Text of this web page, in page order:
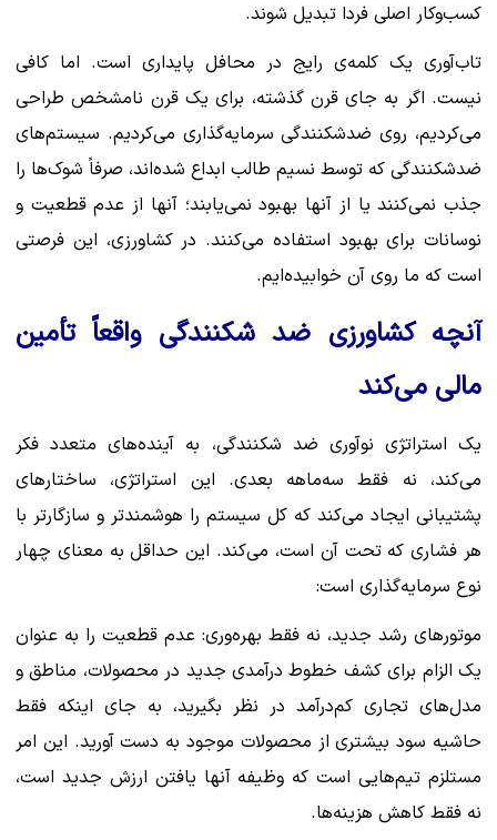
کسب‌وکار اصلی فردا تبدیل شوند.
تاب‌آوری یک کلمه‌ی رایج در محافل پایداری است. اما کافی
نیست. اگر به جای قرن گذشته، برای یک قرن نامشخص طراحی
می‌کردیم، روی ضدشکنندگی سرمایه‌گذاری می‌کردیم. سیستم‌های
ضدشکنندگی که توسط نسیم طالب ابداع شده‌اند، صرفاً شوک‌ها را
جذب نمی‌کنند یا از آنها بهبود نمی‌یابند؛ آنها از عدم قطعیت و
نوسانات برای بهبود استفاده می‌کنند. در کشاورزی، این فرصتی
است که ما روی آن خوابیده‌ایم.
آنچه کشاورزی ضد شکنندگی واقعاً تأمین
مالی می‌کند
یک استراتژی نوآوری ضد شکنندگی، به آینده‌های متعدد فکر
می‌کند، نه فقط سه‌ماهه بعدی. این استراتژی، ساختارهای
پشتیبانی ایجاد می‌کند که کل سیستم را هوشمندتر و سازگارتر با
هر فشاری که تحت آن است، می‌کند. این حداقل به معنای چهار
نوع سرمایه‌گذاری است:
موتورهای رشد جدید، نه فقط بهره‌وری: عدم قطعیت را به عنوان
یک الزام برای کشف خطوط درآمدی جدید در محصولات، مناطق و
مدل‌های تجاری کم‌درآمد در نظر بگیرید، به جای اینکه فقط
حاشیه سود بیشتری از محصولات موجود به دست آورید. این امر
مستلزم تیم‌هایی است که وظیفه آنها یافتن ارزش جدید است،
نه فقط کاهش هزینه‌ها.